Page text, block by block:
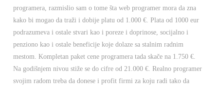
programera, razmislio sam o tome šta web programer mora da zna
kako bi mogao da traži i dobije platu od 1.000 €. Plata od 1000 eur
podrazumeva i ostale stvari kao i poreze i doprinose, socijalno i
penziono kao i ostale beneficije koje dolaze sa stalnim radnim
mestom. Kompletan paket cene programera tada skače na 1.750 €.
Na godišnjem nivou stiže se do cifre od 21.000 €. Realno programer
svojim radom treba da donese i profit firmi za koju radi tako da